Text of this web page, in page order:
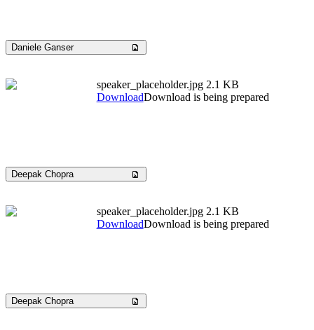
Daniele Ganser
speaker_placeholder.jpg 2.1 KB
DownloadDownload is being prepared
Deepak Chopra
speaker_placeholder.jpg 2.1 KB
DownloadDownload is being prepared
Deepak Chopra